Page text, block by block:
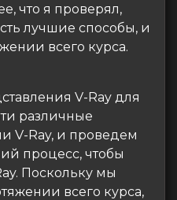
что я проверял,
лучшие способы, и
всего курса.
V-Ray для
различные
V-Ray, и проведем
процесс, чтобы
Поскольку мы
всего курса,